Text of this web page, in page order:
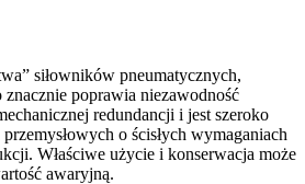
siłowników pneumatycznych,
znacznie poprawia niezawodność
redundancji i jest szeroko
o ścisłych wymaganiach
Właściwe użycie i konserwacja może
awaryjną.